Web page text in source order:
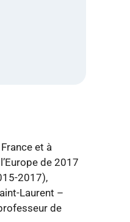
et à
de 2017
2017),
Laurent –
de